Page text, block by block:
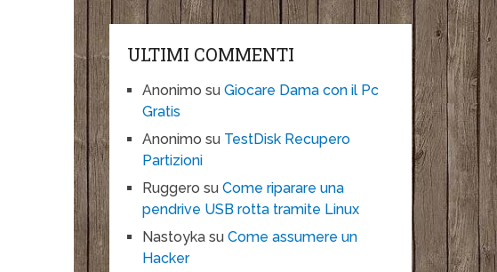
ULTIMI COMMENTI
Anonimo suGiocare Dama con il Pc
Gratis
Anonimo su TestDisk Recupero
Partizioni
Ruggero suCome riparare una
pendrive USB rotta tramite Linux
Nastoyka suCome assumere un
Hacker